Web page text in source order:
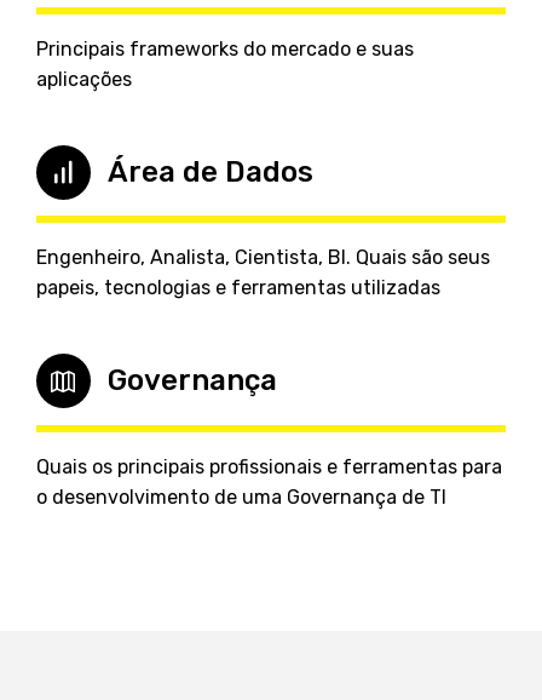
Principais frameworks do mercado e suas
aplicações
Área de Dados
Engenheiro, Analista, Cientista, BI. Quais são seus
papeis, tecnologias e ferramentas utilizadas
Governança
Quais os principais profissionais e ferramentas para
o desenvolvimento de uma Governança de TI